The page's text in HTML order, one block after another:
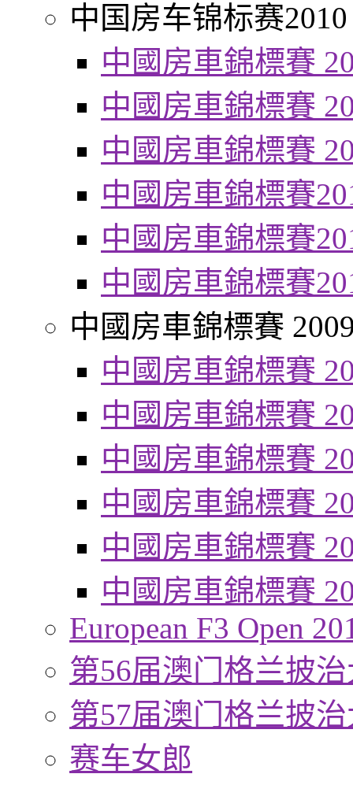
中国房车锦标赛2010
中國房車錦標賽
中國房車錦標賽
中國房車錦標賽
中國房車錦標賽
中國房車錦標賽
中國房車錦標賽
中國房車錦標賽
中國房車錦標賽
中國房車錦標賽
中國房車錦標賽
中國房車錦標賽
中國房車錦標賽
中國房車錦標賽
European F3 Open
第56届澳门格兰披
第57届澳门格兰披
赛车女郎